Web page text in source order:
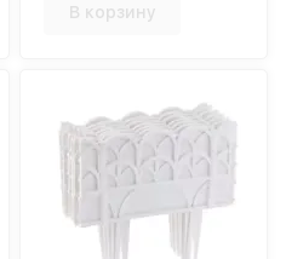
В корзину